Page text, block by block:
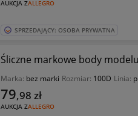
AUKCJA ZALLEGRO
SPRZEDAJĄCY: OSOBA PRYWATNA
Śliczne markowe body
Marka: bez marki Rozmiar: 100D Linia:
AUKCJA ZALLEGRO
79,98 zł